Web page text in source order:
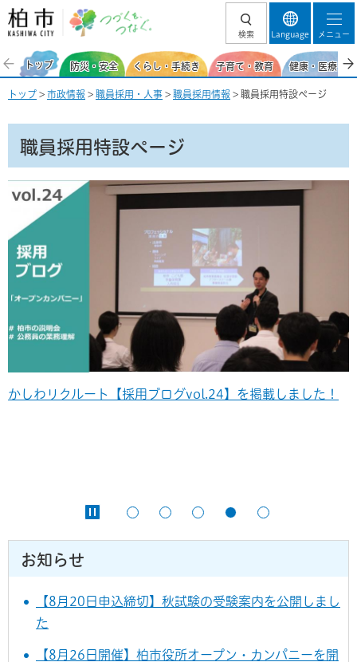
柏市 つづくを、
検索 Language メニュー
トップ 防災・安全 くらし・手続き 子育て・教育 健康・医療・
トップ > 市政情報 > 職員採用・人事 > 職員採用情報 > 職員採用特設ページ
職員採用特設ページ
かしわリクルート【採用ブログvol.24】を掲載しました！
お知らせ
【8月20日申込締切】秋試験の受験案内を公開しまし
た
【8月26日開催】柏市役所オープン・カンパニーを開